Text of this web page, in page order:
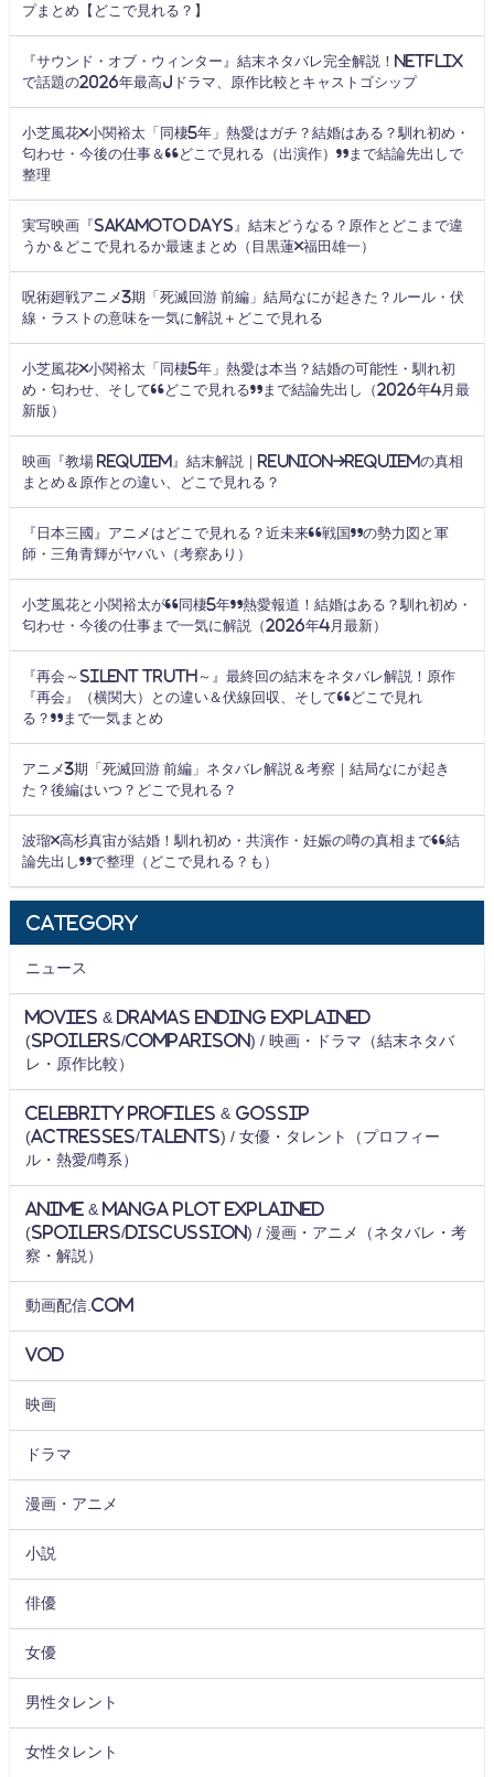
プまとめ【どこで見れる？】
『サウンド・オブ・ウィンター』結末ネタバレ完全解説！Netflix
で話題の2026年最高Jドラマ、原作比較とキャストゴシップ
小芝風花×小関裕太「同棲5年」熱愛はガチ？結婚はある？馴れ初め・
匂わせ・今後の仕事＆“どこで見れる（出演作）”まで結論先出しで
整理
実写映画『SAKAMOTO DAYS』結末どうなる？原作とどこまで違
うか＆どこで見れるか最速まとめ（目黒蓮×福田雄一）
呪術廻戦アニメ3期「死滅回游 前編」結局なにが起きた？ルール・伏
線・ラストの意味を一気に解説＋どこで見れる
小芝風花×小関裕太「同棲5年」熱愛は本当？結婚の可能性・馴れ初
め・匂わせ、そして“どこで見れる”まで結論先出し（2026年4月最
新版）
映画『教場 Requiem』結末解説｜Reunion→Requiemの真相
まとめ＆原作との違い、どこで見れる？
『日本三國』アニメはどこで見れる？近未来“戦国”の勢力図と軍
師・三角青輝がヤバい（考察あり）
小芝風花と小関裕太が“同棲5年”熱愛報道！結婚はある？馴れ初め・
匂わせ・今後の仕事まで一気に解説（2026年4月最新）
『再会～Silent Truth～』最終回の結末をネタバレ解説！原作
『再会』（横関大）との違い＆伏線回収、そして“どこで見れ
る？”まで一気まとめ
アニメ3期「死滅回游 前編」ネタバレ解説＆考察｜結局なにが起き
た？後編はいつ？どこで見れる？
波瑠×高杉真宙が結婚！馴れ初め・共演作・妊娠の噂の真相まで“結
論先出し”で整理（どこで見れる？も）
Category
ニュース
Movies & Dramas Ending Explained
(Spoilers/Comparison) / 映画・ドラマ（結末ネタバ
レ・原作比較）
Celebrity Profiles & Gossip
(Actresses/Talents) / 女優・タレント（プロフィー
ル・熱愛/噂系）
Anime & Manga Plot Explained
(Spoilers/Discussion) / 漫画・アニメ（ネタバレ・考
察・解説）
動画配信.com
VOD
映画
ドラマ
漫画・アニメ
小説
俳優
女優
男性タレント
女性タレント